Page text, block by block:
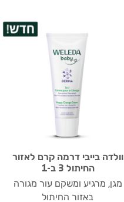
וולדה בייבי דרמה קרם לאזור
החיתול 3 ב-1
מגן, מרגיע ומשקם עור מגורה
באזור החיתול